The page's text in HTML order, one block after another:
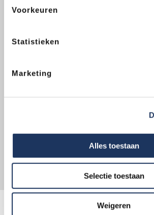
Voorkeuren
Statistieken
Marketing
Alles toestaan
Selectie toestaan
Weigeren
Trekhaakmontages
1,500
Automodellen